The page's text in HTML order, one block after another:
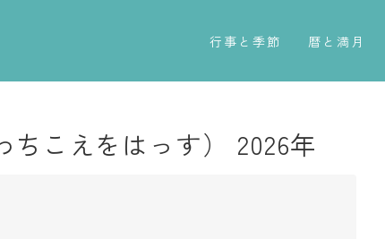
行事と季節
五節句
暦と満月
今日のこよみ
こえをはっす） 2026年